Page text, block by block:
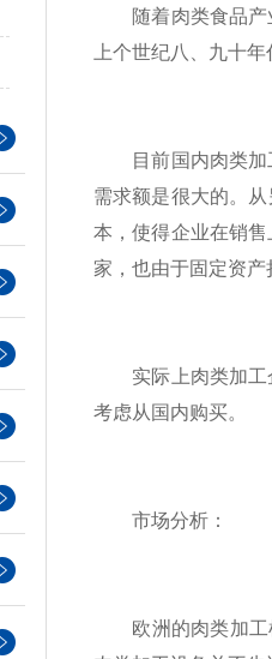
随着肉类食品产业
上个世纪八、九十
目前国内肉类加
需求额是很大的。
本，使得企业在销
家，也由于固定资产
实际上肉类加工企
考虑从国内购买。
市场分析：
欧洲的肉类加工机